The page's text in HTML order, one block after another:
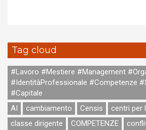
Tag cloud
#Lavoro #Mestiere #Management
#IdentitàProfessionale #Competenze
#Capitale
AI
cambiamento Censis centri per
classe dirigente
COMPETENZE